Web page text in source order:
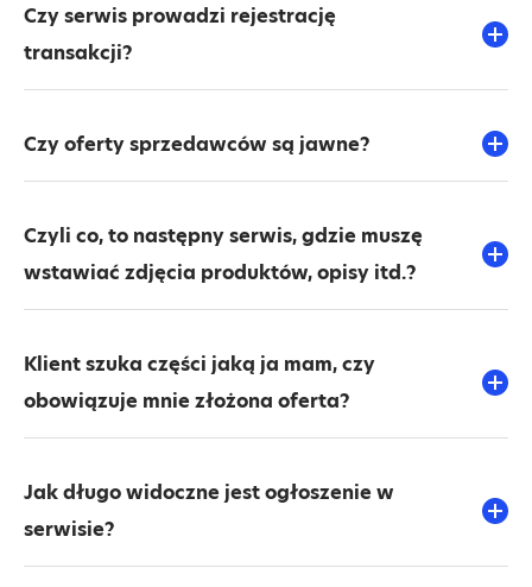
Czy serwis prowadzi rejestrację
transakcji?
Czy oferty sprzedawców są jawne?
Czyli co, to następny serwis, gdzie muszę
wstawiać zdjęcia produktów, opisy itd.?
Klient szuka części jaką ja mam, czy
obowiązuje mnie złożona oferta?
Jak długo widoczne jest ogłoszenie w
serwisie?